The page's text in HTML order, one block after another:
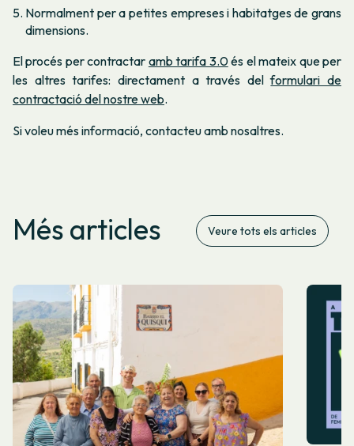
Normalment per a petites empreses i habitatges de grans
dimensions.
El procés per contractar amb tarifa 3.0és el mateix que per
les altres tarifes: directament a través delformulari de
contractació del nostre web.
Si voleu més informació, contacteu amb nosaltres.
Més articles Veure tots els articles